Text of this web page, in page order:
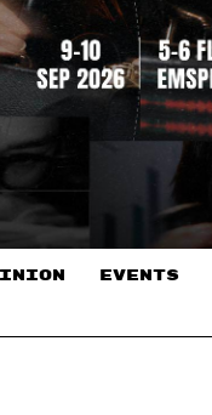
EVENTS